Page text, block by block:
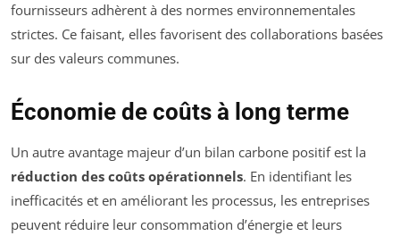
fournisseurs adhèrent à des normes environnementales
strictes. Ce faisant, elles favorisent des collaborations basées
sur des valeurs communes.
Économie de coûts à long terme
Un autre avantage majeur d’un bilan carbone positif est la
réduction des coûts opérationnels. En identifiant les
inefficacités et en améliorant les processus, les entreprises
peuvent réduire leur consommation d’énergie et leurs